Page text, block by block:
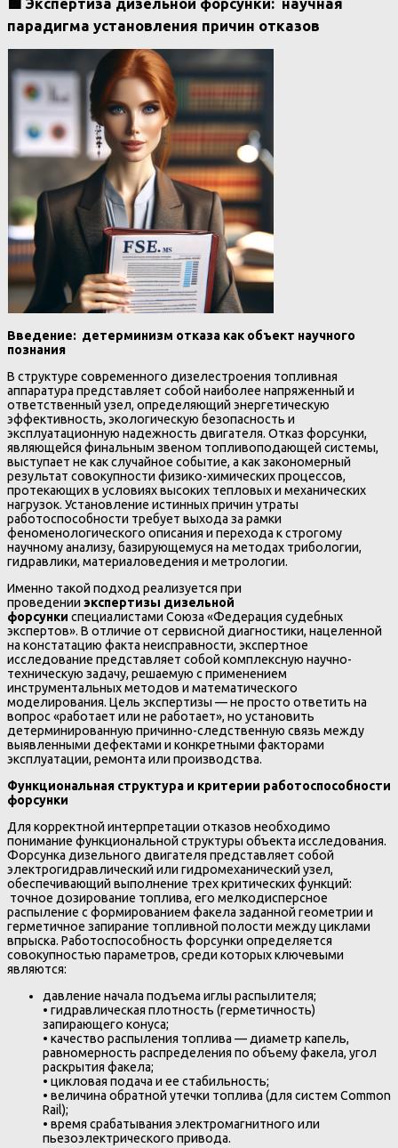
🟩 Экспертиза дизельной форсунки: научная
парадигма установления причин отказов
Введение: детерминизм отказа как объект научного
познания
В структуре современного дизелестроения топливная
аппаратура представляет собой наиболее напряженный и
ответственный узел, определяющий энергетическую
эффективность, экологическую безопасность и
эксплуатационную надежность двигателя. Отказ форсунки,
являющейся финальным звеном топливоподающей системы,
выступает не как случайное событие, а как закономерный
результат совокупности физико-химических процессов,
протекающих в условиях высоких тепловых и механических
нагрузок. Установление истинных причин утраты
работоспособности требует выхода за рамки
феноменологического описания и перехода к строгому
научному анализу, базирующемуся на методах трибологии,
гидравлики, материаловедения и метрологии.
Именно такой подход реализуется при
проведении экспертизы дизельной
форсунки специалистами Союза «Федерация судебных
экспертов». В отличие от сервисной диагностики, нацеленной
на констатацию факта неисправности, экспертное
исследование представляет собой комплексную научно-
техническую задачу, решаемую с применением
инструментальных методов и математического
моделирования. Цель экспертизы — не просто ответить на
вопрос «работает или не работает», но установить
детерминированную причинно-следственную связь между
выявленными дефектами и конкретными факторами
эксплуатации, ремонта или производства.
Функциональная структура и критерии работоспособности
форсунки
Для корректной интерпретации отказов необходимо
понимание функциональной структуры объекта исследования.
Форсунка дизельного двигателя представляет собой
электрогидравлический или гидромеханический узел,
обеспечивающий выполнение трех критических функций:
точное дозирование топлива, его мелкодисперсное
распыление с формированием факела заданной геометрии и
герметичное запирание топливной полости между циклами
впрыска. Работоспособность форсунки определяется
совокупностью параметров, среди которых ключевыми
являются:
давление начала подъема иглы распылителя;
• гидравлическая плотность (герметичность)
запирающего конуса;
• качество распыления топлива — диаметр капель,
равномерность распределения по объему факела, угол
раскрытия факела;
• цикловая подача и ее стабильность;
• величина обратной утечки топлива (для систем Common
Rail);
• время срабатывания электромагнитного или
пьезоэлектрического привода.